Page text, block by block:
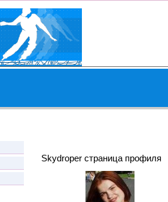
Skydroper страница профиля